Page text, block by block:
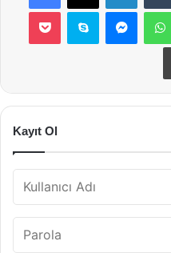
Pocket Skype
Kayıt Ol